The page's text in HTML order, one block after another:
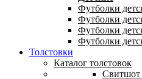
Футболки
Футболки
Футболки
Футболки
Толстовки
Каталог толстовок
Свитшот